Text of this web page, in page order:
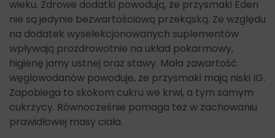
wieku. Zdrowe dodatki powodują, że przysmaki Eden
nie są jedynie bezwartościową przekąską. Ze względu
na dodatek wyselekcjonowanych suplementów
wpływają prozdrowotnie na układ pokarmowy,
higienę jamy ustnej oraz stawy. Mała zawartość
węglowodanów powoduje, że przysmaki mają niski IG.
Zapobiega to skokom cukru we krwi, a tym samym
cukrzycy. Równocześnie pomaga też w zachowaniu
prawidłowej masy ciała.